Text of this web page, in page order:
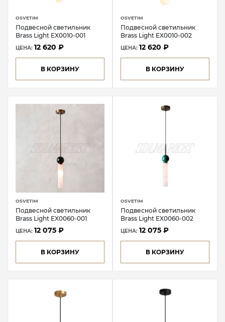
OSVETIM
Подвесной светильник
Brass Light EX0010-001
ЦЕНА: 12 620 ₽
В КОРЗИНУ
OSVETIM
Подвесной светильник
Brass Light EX0010-002
ЦЕНА: 12 620 ₽
В КОРЗИНУ
OSVETIM
Подвесной светильник
Brass Light EX0060-001
ЦЕНА: 12 075 ₽
В КОРЗИНУ
OSVETIM
Подвесной светильник
Brass Light EX0060-002
ЦЕНА: 12 075 ₽
В КОРЗИНУ